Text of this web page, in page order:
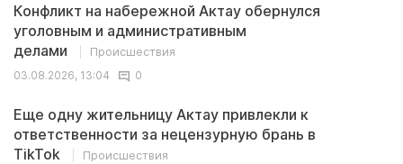
Конфликт на набережной Актау обернулся
уголовным и административным
делами
Происшествия
03.08.2026, 13:04
0
Еще одну жительницу Актау привлекли к
ответственности за нецензурную брань в
TikTok
Происшествия